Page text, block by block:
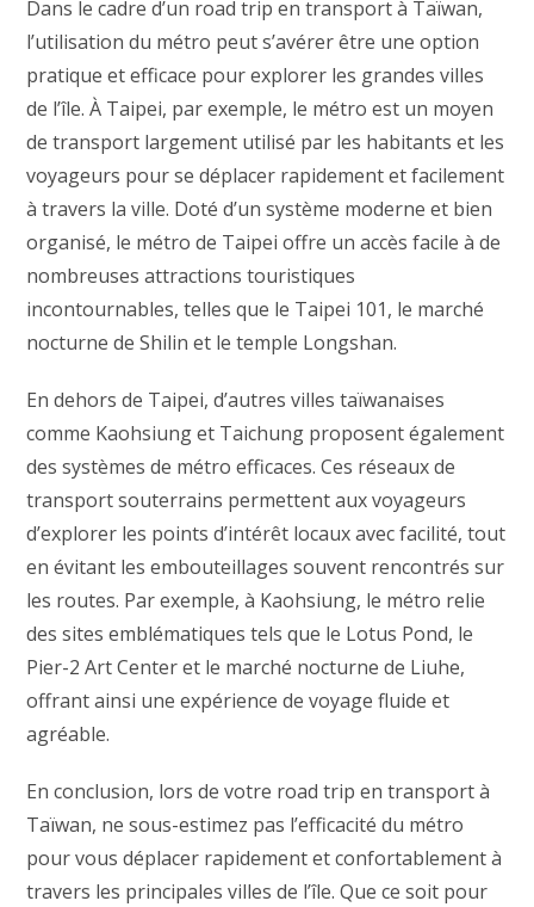
Dans le cadre d’un road trip en transport à Taïwan,
l’utilisation du métro peut s’avérer être une option
pratique et efficace pour explorer les grandes villes
de l’île. À Taipei, par exemple, le métro est un moyen
de transport largement utilisé par les habitants et les
voyageurs pour se déplacer rapidement et facilement
à travers la ville. Doté d’un système moderne et bien
organisé, le métro de Taipei offre un accès facile à de
nombreuses attractions touristiques
incontournables, telles que le Taipei 101, le marché
nocturne de Shilin et le temple Longshan.
En dehors de Taipei, d’autres villes taïwanaises
comme Kaohsiung et Taichung proposent également
des systèmes de métro efficaces. Ces réseaux de
transport souterrains permettent aux voyageurs
d’explorer les points d’intérêt locaux avec facilité, tout
en évitant les embouteillages souvent rencontrés sur
les routes. Par exemple, à Kaohsiung, le métro relie
des sites emblématiques tels que le Lotus Pond, le
Pier-2 Art Center et le marché nocturne de Liuhe,
offrant ainsi une expérience de voyage fluide et
agréable.
En conclusion, lors de votre road trip en transport à
Taïwan, ne sous-estimez pas l’efficacité du métro
pour vous déplacer rapidement et confortablement à
travers les principales villes de l’île. Que ce soit pour